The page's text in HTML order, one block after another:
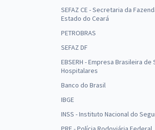
SEFAZ CE - Secretaria da
Estado do Ceará
PETROBRAS
SEFAZ DF
EBSERH - Empresa Brasileira de
Hospitalares
Banco do Brasil
IBGE
INSS - Instituto Nacional do